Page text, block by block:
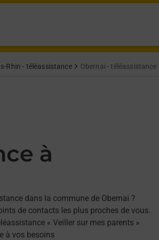
Rhin - téléassistance Obernai - téléassistance
à
dans la commune de Obernai ?
de contacts les plus proches de vous.
« Veiller sur mes parents »
à vos besoins